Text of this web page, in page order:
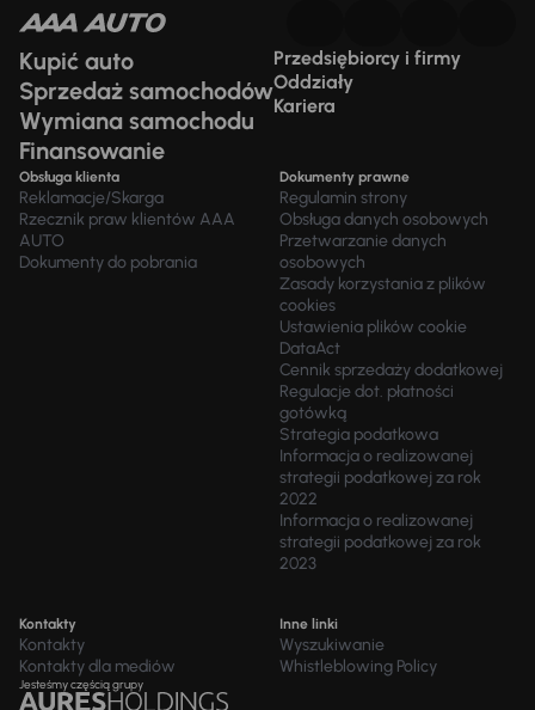
Kupić auto
Sprzedaż samochodów
Wymiana samochodu
Finansowanie
Przedsiębiorcy i firmy
Oddziały
Kariera
Obsługa klienta
Reklamacje/Skarga
Rzecznik praw klientów AAA
AUTO
Dokumenty do pobrania
Dokumenty prawne
Regulamin strony
Obsługa danych osobowych
Przetwarzanie danych
osobowych
Zasady korzystania z plików
cookies
Ustawienia plików cookie
DataAct
Cennik sprzedaży dodatkowej
Regulacje dot. płatności
gotówką
Strategia podatkowa
Informacja o realizowanej
strategii podatkowej za rok
2022
Informacja o realizowanej
strategii podatkowej za rok
2023
Kontakty
Kontakty
Kontakty dla mediów
Inne linki
Wyszukiwanie
Whistleblowing Policy
Jesteśmy częścią grupy